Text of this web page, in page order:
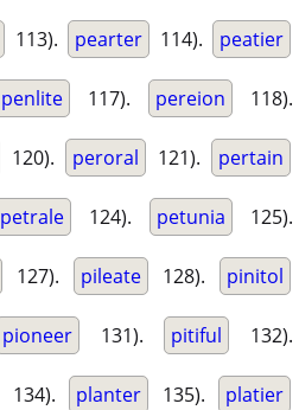
113). pearter 114). peatier
penlite 117). pereion 118).
120). peroral 121). pertain
petrale 124). petunia 125).
127). pileate 128). pinitol
pioneer 131). pitiful 132).
134). planter 135). platier